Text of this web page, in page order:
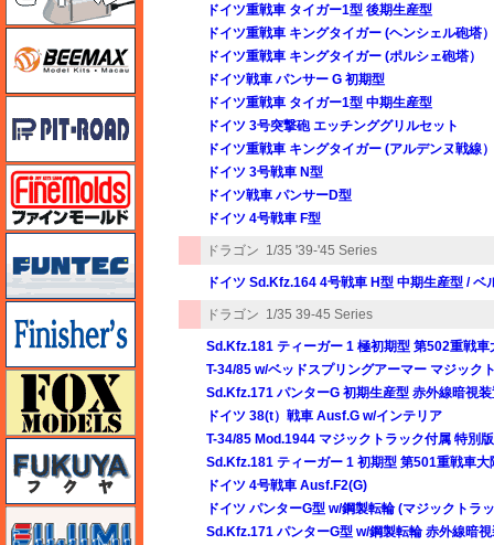
ドイツ重戦車 タイガー1型 後期生産型
ドイツ重戦車 キングタイガー (ヘンシェル砲塔）
ドイツ重戦車 キングタイガー (ポルシェ砲塔）
ドイツ戦車 パンサー G 初期型
ドイツ重戦車 タイガー1型 中期生産型
ドイツ 3号突撃砲 エッチンググリルセット
ドイツ重戦車 キングタイガー (アルデンヌ戦線）
ドイツ 3号戦車 N型
ドイツ戦車 パンサーD型
ドイツ 4号戦車 F型
ドラゴン 1/35 '39-'45 Series
ドイツ Sd.Kfz.164 4号戦車 H型 中期生産型 /
ドラゴン 1/35 39-45 Series
Sd.Kfz.181 ティーガー 1 極初期型 第502重戦
T-34/85 w/ベッドスプリングアーマー マジック
Sd.Kfz.171 パンターG 初期生産型 赤外線暗視
ドイツ 38(t）戦車 Ausf.G w/インテリア
T-34/85 Mod.1944 マジックトラック付属 特別版
Sd.Kfz.181 ティーガー 1 初期型 第501重戦車
ドイツ 4号戦車 Ausf.F2(G)
ドイツ パンターG型 w/鋼製転輪 (マジックトラ
Sd.Kfz.171 パンターG型 w/鋼製転輪 赤外線暗
ピットロード
ファインモールド
funtec（ファンテック）
フィニッシャーズ
フォックスモデル（FOX MODELS）